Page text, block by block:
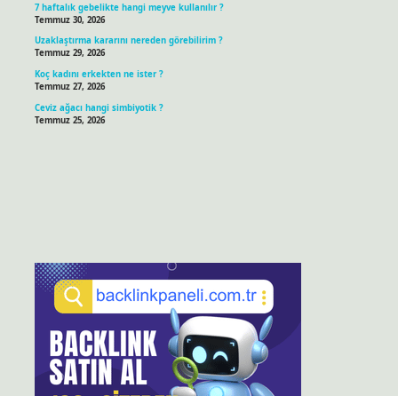
7 haftalık gebelikte hangi meyve kullanılır ?
Temmuz 30, 2026
Uzaklaştırma kararını nereden görebilirim ?
Temmuz 29, 2026
Koç kadını erkekten ne ister ?
Temmuz 27, 2026
Ceviz ağacı hangi simbiyotik ?
Temmuz 25, 2026